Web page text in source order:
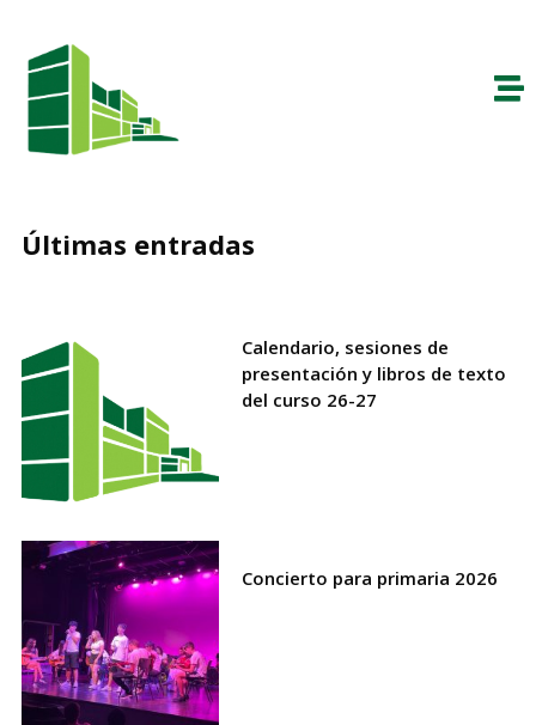
Últimas entradas
Calendario, sesiones de
presentación y libros de texto
del curso 26-27
Concierto para primaria 2026